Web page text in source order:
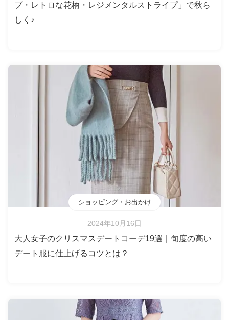
プ・レトロな花柄・レジメンタルストライプ」で秋ら
しく♪
ショッピング・お出かけ
2024年10月16日
大人女子のクリスマスデートコーデ19選｜旬度の高い
デート服に仕上げるコツとは？